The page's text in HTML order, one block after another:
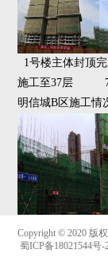
1号楼主体封顶
施工至37层
7#
明信城B区施工情
B2标13#楼2F顶
Copyright © 2020 版
蜀ICP备18021544号-